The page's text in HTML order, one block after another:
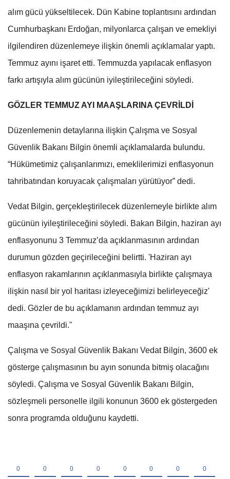
alım gücü yükseltilecek. Dün Kabine toplantısını ardından
Cumhurbaşkanı Erdoğan, milyonlarca çalışan ve emekliyi
ilgilendiren düzenlemeye ilişkin önemli açıklamalar yaptı.
Temmuz ayını işaret etti. Temmuzda yapılacak enflasyon
farkı artışıyla alım gücünün iyileştirileceğini söyledi.
GÖZLER TEMMUZ AYI MAAŞLARINA ÇEVRİLDİ
Düzenlemenin detaylarına ilişkin Çalışma ve Sosyal
Güvenlik Bakanı Bilgin önemli açıklamalarda bulundu.
“Hükümetimiz çalışanlarımızı, emeklilerimizi enflasyonun
tahribatından koruyacak çalışmaları yürütüyor” dedi.
Vedat Bilgin, gerçekleştirilecek düzenlemeyle birlikte alım
gücünün iyileştirileceğini söyledi. Bakan Bilgin, haziran ayı
enflasyonunu 3 Temmuz’da açıklanmasının ardından
durumun gözden geçirileceğini belirtti. 'Haziran ayı
enflasyon rakamlarının açıklanmasıyla birlikte çalışmaya
ilişkin nasıl bir yol haritası izleyeceğimizi belirleyeceğiz'
dedi. Gözler de bu açıklamanın ardından temmuz ayı
maaşına çevrildi."
Çalışma ve Sosyal Güvenlik Bakanı Vedat Bilgin, 3600 ek
gösterge çalışmasının bu ayın sonunda bitmiş olacağını
söyledi. Çalışma ve Sosyal Güvenlik Bakanı Bilgin,
sözleşmeli personelle ilgili konunun 3600 ek göstergeden
sonra programda olduğunu kaydetti.